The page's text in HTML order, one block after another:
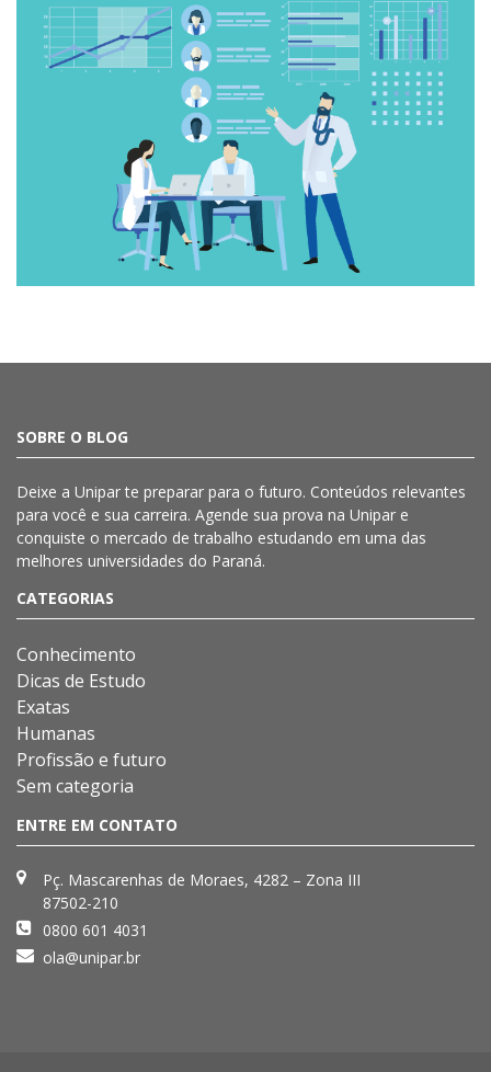
SOBRE O BLOG
Deixe a Uniparte preparar para o futuro. Conteúdos relevantes
para você e sua carreira. Agende sua prova na Unipar e
conquiste o mercado de trabalho estudando em uma das
melhores universidades do Paraná.
CATEGORIAS
Conhecimento
Dicas de Estudo
Exatas
Humanas
Profissão e futuro
Sem categoria
ENTRE EM CONTATO
Pç. Mascarenhas de Moraes, 4282 – Zona III
87502-210
0800 601 4031
ola@unipar.br